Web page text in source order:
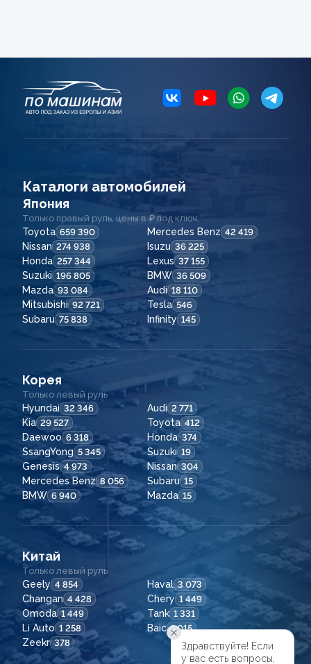
Каталоги автомобилей
Япония
Только правый руль, цены в ₽ под ключ.
Toyota 659 390 Mercedes Benz 42 419
Nissan 274 938 Isuzu 36 225
Honda 257 344 Lexus 37 155
Suzuki 196 805 BMW 36 509
Mazda 93 084 Audi 18 110
Mitsubishi 92 721 Tesla 546
Subaru 75 838 Infinity 145
Корея
Только левый руль
Hyundai 32 346 Audi 2 771
Kia 29 527 Toyota 412
Daewoo 6 318 Honda 374
SsangYong 5 345 Suzuki 19
Genesis 4 973 Nissan 304
Mercedes Benz 8 056 Subaru 15
BMW 6 940 Mazda 15
Китай
Только левый руль
Geely 4 854 Haval 3 073
Changan 4 428 Chery 1 449
Omoda 1 449 Tank 1 331
Li Auto 1 258 Baic 1 015
Zeekr 378
Здравствуйте! Если
у вас есть вопросы,